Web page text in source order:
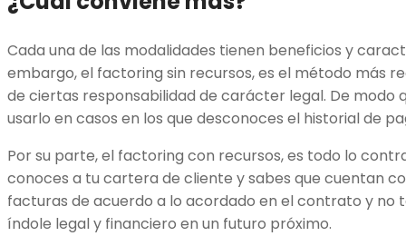
Cada una de las modalidades tienen beneficios y
embargo, el factoring sin recursos, es el método más
de ciertas responsabilidad de carácter legal. De modo
usarlo en casos en los que desconoces el historial de
Por su parte, el factoring con recursos, es todo lo
conoces a tu cartera de cliente y sabes que cuentan
facturas de acuerdo a lo acordado en el contrato y
índole legal y financiero en un futuro próximo.